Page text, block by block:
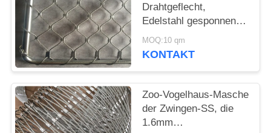
Drahtgeflecht,
Edelstahl gesponnener
Vogel-Vogelhaus-
Maschendraht
MOQ:10 qm
KONTAKT
Zoo-Vogelhaus-Masche
der Zwingen-SS, die
1.6mm